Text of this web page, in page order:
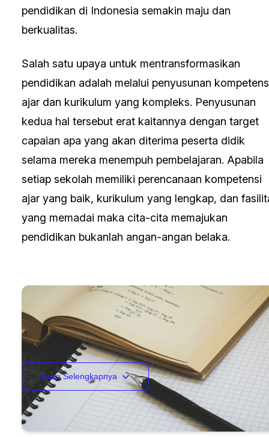
pendidikan di Indonesia semakin maju dan
berkualitas.
Salah satu upaya untuk mentransformasikan
pendidikan adalah melalui penyusunan
ajar dan kurikulum yang kompleks. Penyusunan
kedua hal tersebut erat kaitannya dengan target
capaian apa yang akan diterima peserta didik
selama mereka menempuh pembelajaran. Apabila
setiap sekolah memiliki perencanaan kompetensi
ajar yang baik, kurikulum yang lengkap, dan
yang memadai maka cita-cita memajukan
pendidikan bukanlah angan-angan belaka.
Baca Selengkapnya